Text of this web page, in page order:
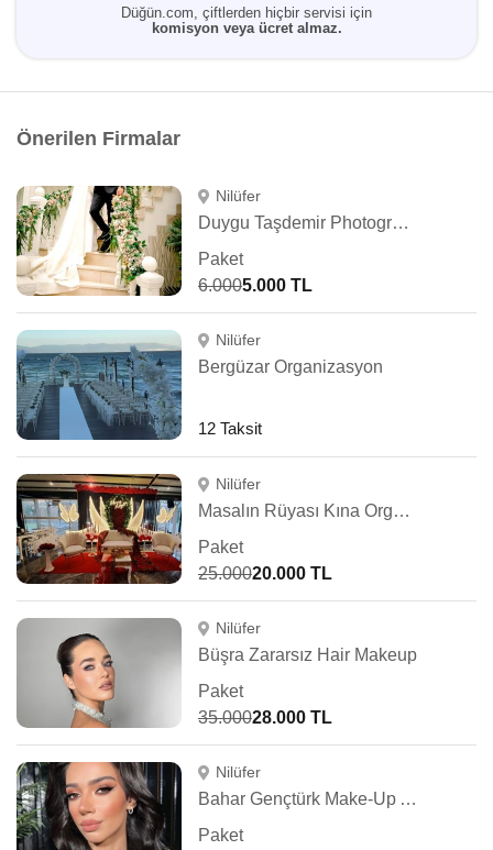
Düğün.com, çiftlerden hiçbir servisi için
komisyon veya ücret almaz.
Önerilen Firmalar
Nilüfer
Duygu Taşdemir Photography
Paket
6.0005.000 TL
Nilüfer
Bergüzar Organizasyon
12 Taksit
Nilüfer
Masalın Rüyası Kına Organizasyon
Paket
25.00020.000 TL
Nilüfer
Büşra Zararsız Hair Makeup
Paket
35.00028.000 TL
Nilüfer
Bahar Gençtürk Make-Up Artist
Paket